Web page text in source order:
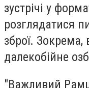
зустрічі у
розглядатися
зброї. Зокрема,
далекобійне
"Важливий